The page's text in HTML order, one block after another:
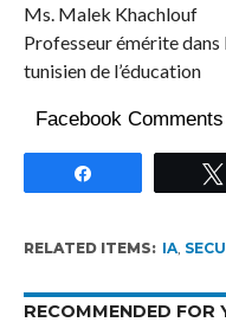
Ms. Malek Khachlouf
Professeur émérite
tunisien de l’éducation
Facebook Comments
RELATED ITEMS: IA,
RECOMMENDED FOR